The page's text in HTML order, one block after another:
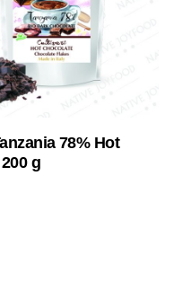
78% Hot
g